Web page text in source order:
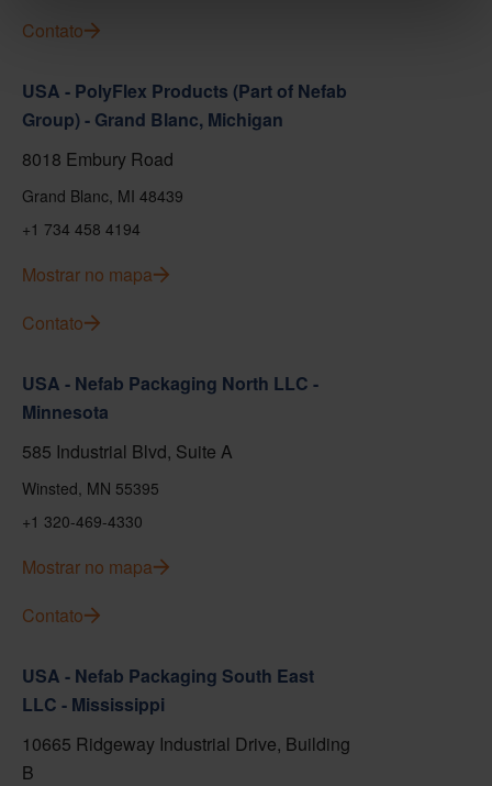
Contato
USA - PolyFlex Products (Part of Nefab
Group) - Grand Blanc, Michigan
8018 Embury Road
Grand Blanc, MI 48439
+1 734 458 4194
Mostrar no mapa
Contato
USA - Nefab Packaging North LLC -
Minnesota
585 Industrial Blvd, Suite A
Winsted, MN 55395
+1 320-469-4330
Mostrar no mapa
Contato
USA - Nefab Packaging South East
LLC - Mississippi
10665 Ridgeway Industrial Drive, Building
B